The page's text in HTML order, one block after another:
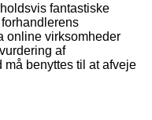
fantastiske
online virksomheder
af
benyttes til at afveje